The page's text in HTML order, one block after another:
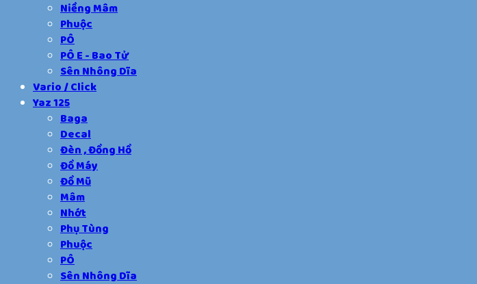
Niềng Mâm
Phuộc
PÔ
PÔ E - Bao Tử
Sên Nhông Dĩa
Vario / Click
Yaz 125
Baga
Decal
Đèn , Đồng Hồ
Đồ Máy
Đồ Mũ
Mâm
Nhớt
Phụ Tùng
Phuộc
PÔ
Sên Nhông Dĩa